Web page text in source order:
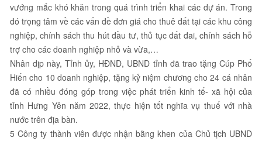
vướng mắc khó khăn trong quá trình triển khai các dự án. Trong
đó trọng tâm về các vấn đề đơn giá cho thuê đất tại các khu công
nghiệp, chính sách thu hút đầu tư, thủ tục đất đai, chính sách hỗ
trợ cho các doanh nghiệp nhỏ và vừa,…
Nhân dịp này, Tỉnh ủy, HĐND, UBND tỉnh đã trao tặng Cúp Phố
Hiến cho 10 doanh nghiệp, tặng kỷ niệm chương cho 24 cá nhân
đã có nhiều đóng góp trong việc phát triển kinh tế- xã hội của
tỉnh Hưng Yên năm 2022, thực hiện tốt nghĩa vụ thuế với nhà
nước trên địa bàn.
5 Công ty thành viên được nhận bằng khen của Chủ tịch UBND